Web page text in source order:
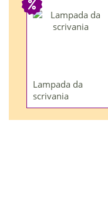
Lampada da
scrivania